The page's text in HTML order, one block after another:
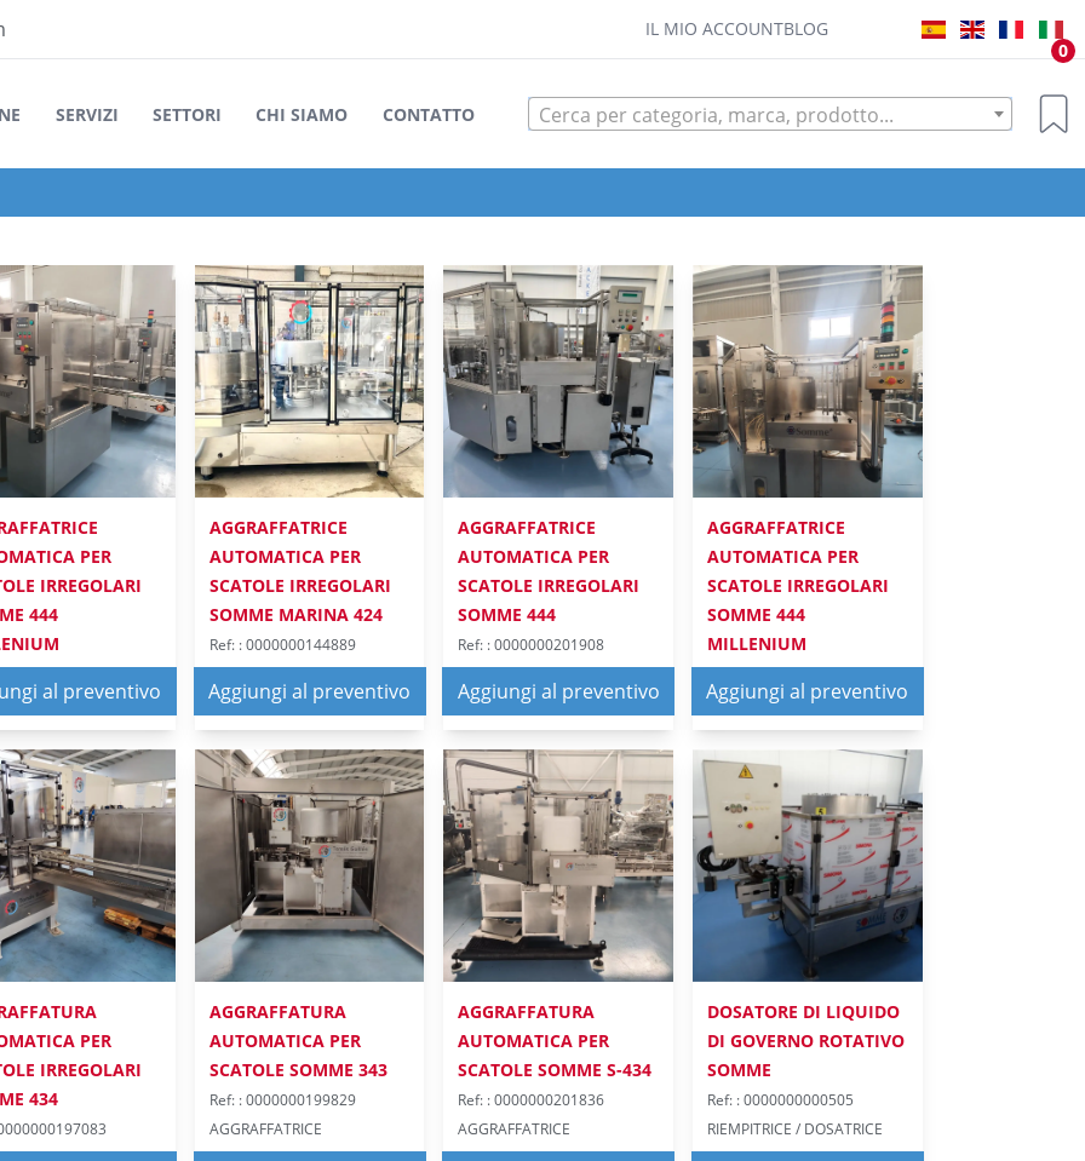
IL MIO ACCOUNTBLOG
SERVIZI SETTORI CHI SIAMO CONTATTO Cerca per categoria, marca, prodotto...
0
PER
IRREGOLARI
444
al preventivo
AGGRAFFATRICE
AUTOMATICA PER
SCATOLE IRREGOLARI
SOMME MARINA 424
Ref: : 0000000144889
Aggiungi al preventivo
AGGRAFFATRICE
AUTOMATICA PER
SCATOLE IRREGOLARI
SOMME 444
Ref: : 0000000201908
Aggiungi al preventivo
AGGRAFFATRICE
AUTOMATICA PER
SCATOLE IRREGOLARI
SOMME 444
MILLENIUM
AGGRAFFATRICE
Aggiungi al preventivo
PER
IRREGOLARI
434
AGGRAFFATURA
AUTOMATICA PER
SCATOLE SOMME 343
Ref: : 0000000199829
AGGRAFFATRICE
AGGRAFFATURA
AUTOMATICA PER
SCATOLE SOMME S-434
Ref: : 0000000201836
AGGRAFFATRICE
DOSATORE DI LIQUIDO
DI GOVERNO ROTATIVO
SOMME
Ref: : 0000000000505
RIEMPITRICE / DOSATRICE